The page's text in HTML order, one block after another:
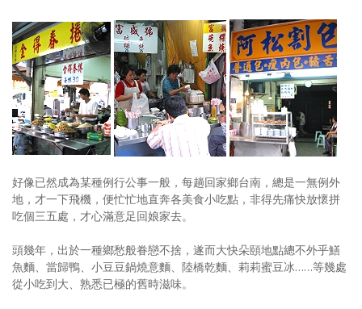
生活風
書房集
日記簿
餐桌週記
照相簿
創意出版服務
好像已然成為某種例行公事一般，每趟回家鄉台南，總是一無例外
地，才一下飛機，便忙忙地直奔各美食小吃點，非得先痛快放懷拼
吃個三五處，才心滿意足回娘家去。
頭幾年，出於一種鄉愁般眷戀不捨，遂而大快朵頤地點總不外乎鱔
魚麵、當歸鴨、小豆豆鍋燒意麵、陸橋乾麵、莉莉蜜豆冰……等幾處
從小吃到大、熟悉已極的舊時滋味。